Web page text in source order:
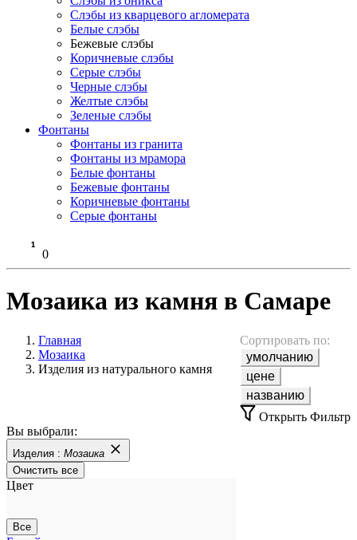
Слэбы из кварцевого агломерата
Белые слэбы
Бежевые слэбы
Коричневые слэбы
Серые слэбы
Черные слэбы
Желтые слэбы
Зеленые слэбы
Фонтаны
Фонтаны из гранита
Фонтаны из мрамора
Белые фонтаны
Бежевые фонтаны
Коричневые фонтаны
Серые фонтаны
0
Мозаика из камня в Самаре
Главная
Мозаика
Изделия из натурального камня
Сортировать по:
умолчанию
цене
названию
Открыть Фильтр
Вы выбрали:
Изделия : Мозаика
Очистить все
Цвет
Все